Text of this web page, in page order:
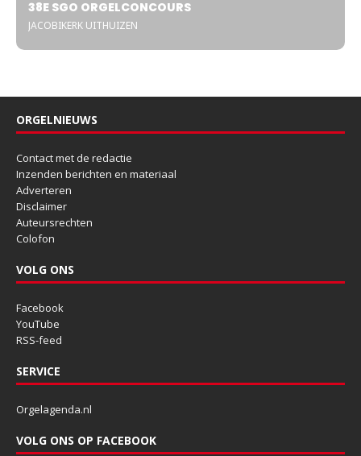
38E SGO ORGELCONCOURS
JACOBIKERK UITHUIZEN
ORGELNIEUWS
Contact met de redactie
Inzenden berichten en materiaal
Adverteren
Disclaimer
Auteursrechten
Colofon
VOLG ONS
Facebook
YouTube
RSS-feed
SERVICE
Orgelagenda.nl
VOLG ONS OP FACEBOOK